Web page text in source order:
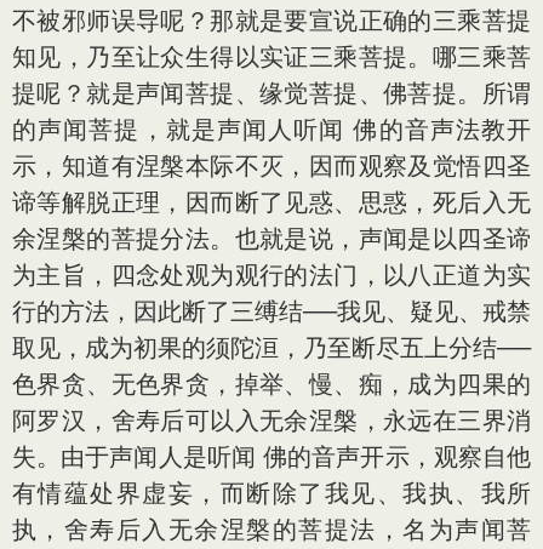
不被邪师误导呢？那就是要宣说正确的三乘菩提
知见，乃至让众生得以实证三乘菩提。哪三乘菩
提呢？就是声闻菩提、缘觉菩提、佛菩提。所谓
的声闻菩提，就是声闻人听闻 佛的音声法教开
示，知道有涅槃本际不灭，因而观察及觉悟四圣
谛等解脱正理，因而断了见惑、思惑，死后入无
余涅槃的菩提分法。也就是说，声闻是以四圣谛
为主旨，四念处观为观行的法门，以八正道为实
行的方法，因此断了三缚结──我见、疑见、戒禁
取见，成为初果的须陀洹，乃至断尽五上分结──
色界贪、无色界贪，掉举、慢、痴，成为四果的
阿罗汉，舍寿后可以入无余涅槃，永远在三界消
失。由于声闻人是听闻 佛的音声开示，观察自他
有情蕴处界虚妄，而断除了我见、我执、我所
执，舍寿后入无余涅槃的菩提法，名为声闻菩